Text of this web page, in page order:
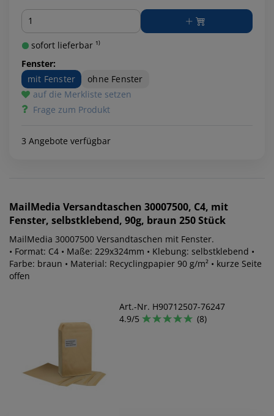
Menge
sofort lieferbar ¹⁾
Fenster:
mit Fenster
ohne Fenster
auf die Merkliste setzen
Frage zum Produkt
3 Angebote verfügbar
MailMedia Versandtaschen 30007500, C4, mit
Fenster, selbstklebend, 90g, braun 250 Stück
MailMedia 30007500 Versandtaschen mit Fenster.
• Format: C4 • Maße: 229x324mm • Klebung: selbstklebend •
Farbe: braun • Material: Recyclingpapier 90 g/m² • kurze Seite
offen
Art.-Nr. H90712507-76247
4.9/5
(8)